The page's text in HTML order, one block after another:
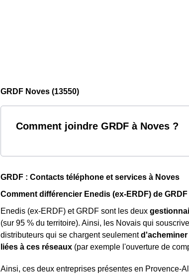
GRDF Noves (13550)
Comment joindre GRDF à Noves ?
GRDF : Contacts téléphone et services à Noves
Comment différencier Enedis (ex-ERDF) de GRDF
Enedis (ex-ERDF) et GRDF sont les deux
(sur 95 % du territoire). Ainsi, les Novais qui
distributeurs qui se chargent seulementd'acheminer
liées à ces réseaux (par exemple l'ouverture de
Ainsi, ces deux entreprises présentes en Provence-